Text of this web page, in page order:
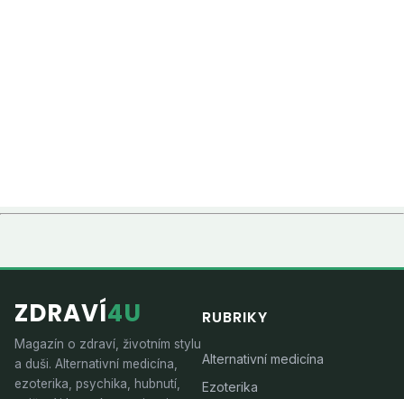
ZDRAVÍ4U
Magazín o zdraví, životním stylu
a duši. Alternativní medicína,
ezoterika, psychika, hubnutí,
RUBRIKY
Alternativní medicína
Ezoterika